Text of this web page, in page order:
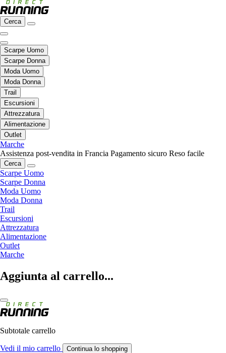
Cerca
Scarpe Uomo
Scarpe Donna
Moda Uomo
Moda Donna
Trail
Escursioni
Attrezzatura
Alimentazione
Outlet
Marche
Assistenza post-vendita in Francia Pagamento sicuro Reso facile
Cerca
Scarpe Uomo
Scarpe Donna
Moda Uomo
Moda Donna
Trail
Escursioni
Attrezzatura
Alimentazione
Outlet
Marche
Aggiunta al carrello...
Subtotale carrello
Vedi il mio carrello Continua lo shopping